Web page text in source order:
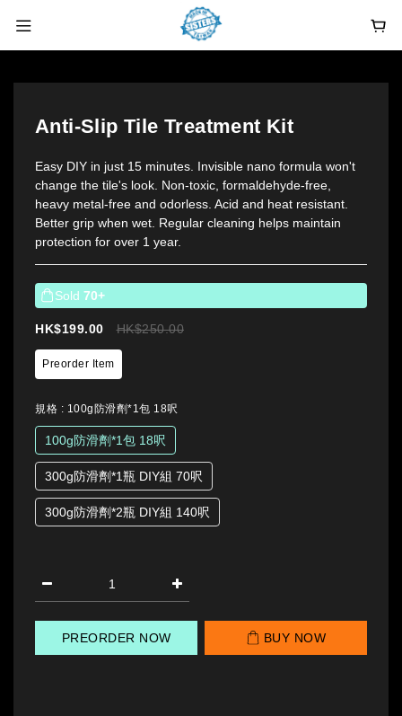
Anti-Slip Tile Treatment Kit
Easy DIY in just 15 minutes. Invisible nano formula won't
change the tile's look. Non-toxic, formaldehyde-free,
heavy metal-free and odorless. Acid and heat resistant.
Better grip when wet. Regular cleaning helps maintain
protection for over 1 year.
Sold 70+
HK$250.00
HK$199.00
Preorder Item
規格 : 100g防滑劑*1包 18呎
100g防滑劑*1包 18呎
300g防滑劑*1瓶 DIY組 70呎
300g防滑劑*2瓶 DIY組 140呎
PREORDER NOW BUY NOW